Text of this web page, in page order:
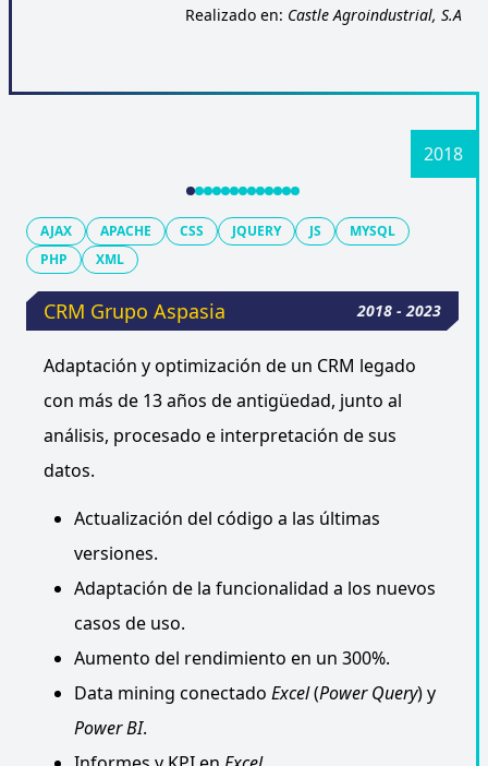
Realizado en: Castle Agroindustrial, S.A
CRM Grupo Aspasia 2018 - 2023
Adaptación y optimización de un CRM legado
con más de 13 años de antigüedad, junto al
análisis, procesado e interpretación de sus
datos.
Actualización del código a las últimas
versiones.
Adaptación de la funcionalidad a los nuevos
casos de uso.
Aumento del rendimiento en un 300%.
Data mining conectado Excel(Power Query) y
Power BI.
AJAX APACHE CSS JQUERY JS
MYSQL
PHP
XML